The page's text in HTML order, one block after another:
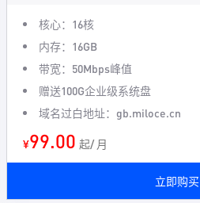
核心：16核
内存：16GB
带宽：50Mbps峰值
赠送100G企业级系统盘
域名过白地址：gb.miloce.cn
¥99.00 起/ 月
立即购买